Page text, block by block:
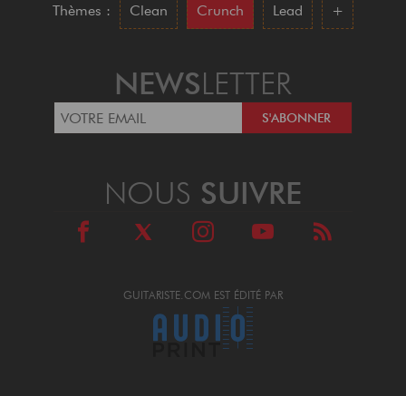
Thèmes :
Clean Crunch Lead +
NEWSLETTER
GUITARISTE.COM EST ÉDITÉ PAR
NOUS SUIVRE